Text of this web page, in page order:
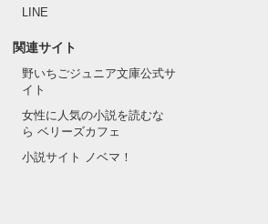
LINE
関連サイト
野いちごジュニア文庫公式サ
イト
女性に人気の小説を読むな
ら ベリーズカフェ
小説サイト ノベマ！